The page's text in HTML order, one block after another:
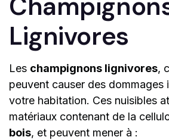
Lignivores
Les champignons lignivores,
peuvent causer des dommages
votre habitation. Ces nuisibles
matériaux contenant de la
bois, et peuvent mener à :